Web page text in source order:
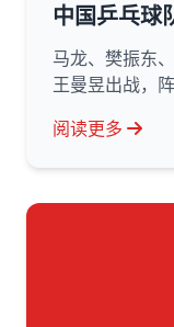
中国乒乓球
马龙、樊振东
王曼昱出战，
阅读更多